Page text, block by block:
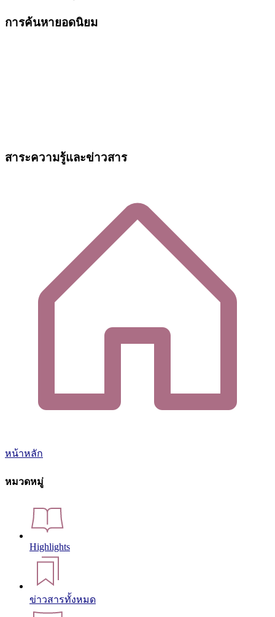
การค้นหายอดนิยม
สาระความรู้และข่าวสาร
หน้าหลัก
หมวดหมู่
Highlights
ข่าวสารทั้งหมด